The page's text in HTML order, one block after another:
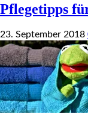
Pflegetipps
23. September 2018